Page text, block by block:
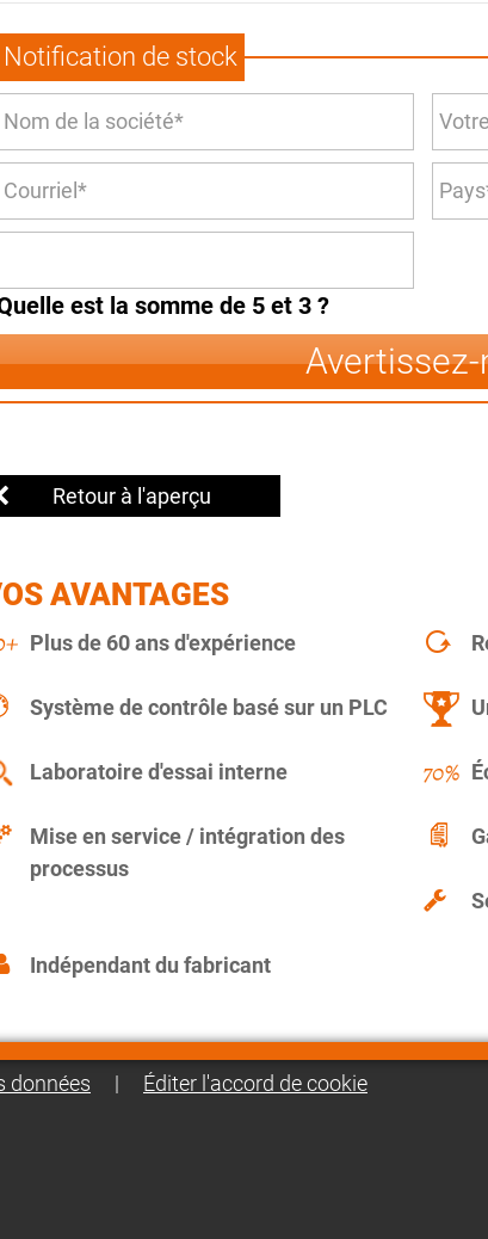
Notification de stock
est la somme de 5 et 3 ?
Retour à l'aperçu
AVANTAGES
Plus de 60 ans d'expérience
Système de contrôle basé sur un PLC
Laboratoire d'essai interne
Mise en service / intégration des
processus
Indépendant du fabricant
données | Éditer l'accord de cookie